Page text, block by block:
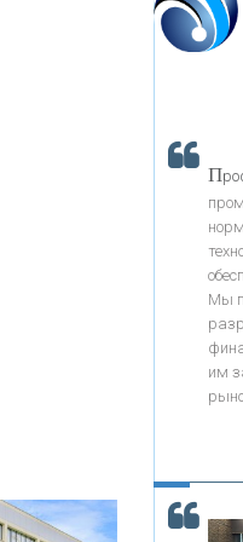
ОНАС
-- Лучшее,
-- Люблю
П
Мы
им